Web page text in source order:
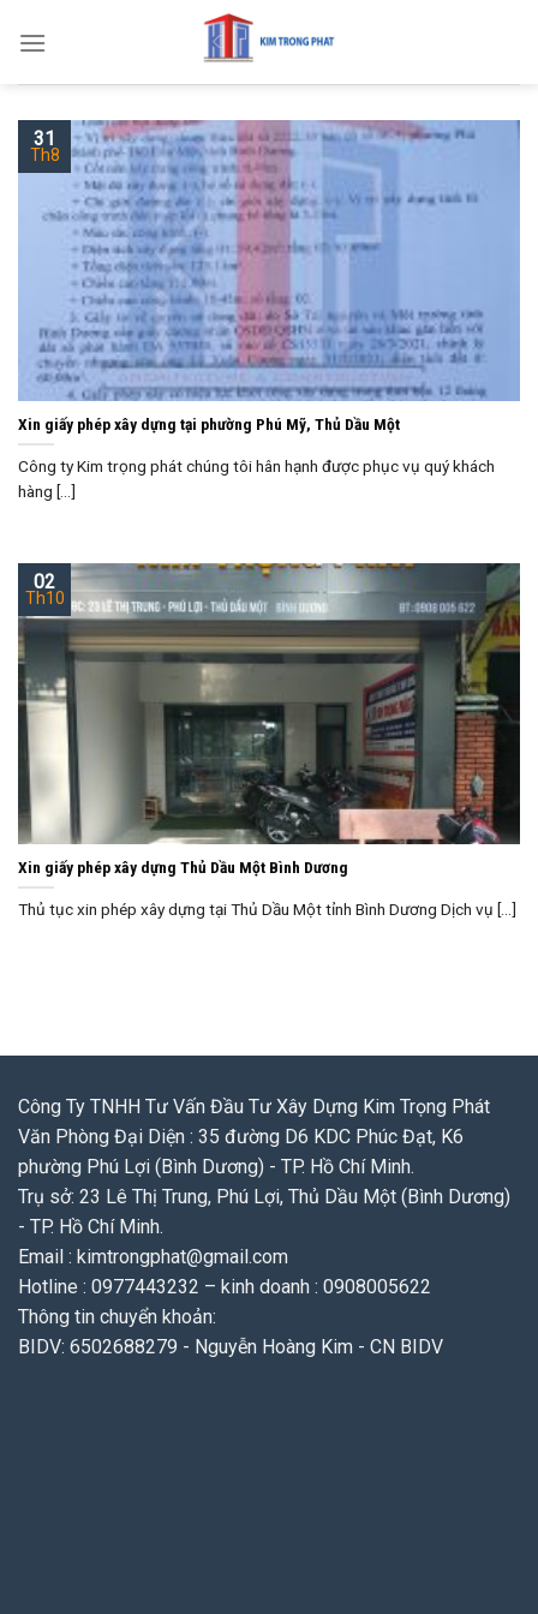
Xin giấy phép xây dựng tại phường Phú Mỹ, Thủ Dầu Một
Công ty Kim trọng phát chúng tôi hân hạnh được phục vụ quý khách
hàng [...]
31
Th8
Xin giấy phép xây dựng Thủ Dầu Một Bình Dương
Thủ tục xin phép xây dựng tại Thủ Dầu Một tỉnh Bình Dương Dịch vụ [...]
02
Th10
Công Ty TNHH Tư Vấn Đầu Tư Xây Dựng Kim Trọng Phát
Văn Phòng Đại Diện : 35 đường D6 KDC Phúc Đạt, K6
phường Phú Lợi (Bình Dương) - TP. Hồ Chí Minh.
Trụ sở: 23 Lê Thị Trung, Phú Lợi, Thủ Dầu Một (Bình Dương)
- TP. Hồ Chí Minh.
Email : kimtrongphat@gmail.com
Hotline : 0977443232 – kinh doanh : 0908005622
Thông tin chuyển khoản:
BIDV: 6502688279 - Nguyễn Hoàng Kim - CN BIDV